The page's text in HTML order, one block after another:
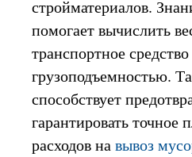
стройматериалов.
помогает вычислить
транспортное
грузоподъемностью.
способствует
гарантировать точное
расходов навывоз